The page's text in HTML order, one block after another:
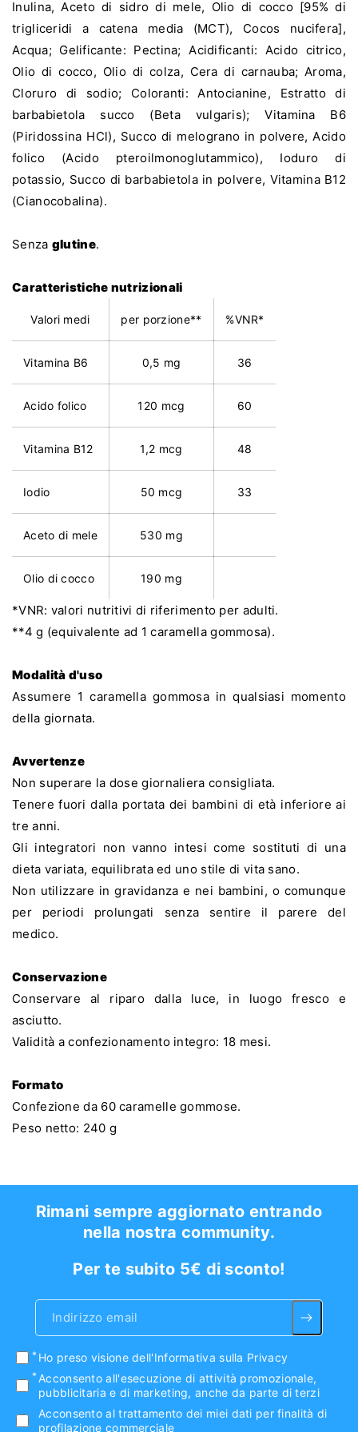
Inulina, Aceto di sidro di mele, Olio di cocco [95% di
trigliceridi a catena media (MCT), Cocos nucifera],
Acqua; Gelificante: Pectina; Acidificanti: Acido citrico,
Olio di cocco, Olio di colza, Cera di carnauba; Aroma,
Cloruro di sodio; Coloranti: Antocianine, Estratto di
barbabietola succo (Beta vulgaris); Vitamina B6
(Piridossina HCl), Succo di melograno in polvere, Acido
folico (Acido pteroilmonoglutammico), Ioduro di
potassio, Succo di barbabietola in polvere, Vitamina B12
(Cianocobalina).
Senza glutine.
Caratteristiche nutrizionali
Valori medi per porzione** %VNR*
Vitamina B6 0,5 mg 36
Acido folico 120 mcg 60
Vitamina B12 1,2 mcg 48
Iodio 50 mcg 33
Aceto di mele 530 mg
Olio di cocco 190 mg
*VNR: valori nutritivi di riferimento per adulti.
**4 g (equivalente ad 1 caramella gommosa).
Modalità d'uso
Assumere 1 caramella gommosa in qualsiasi momento
della giornata.
Avvertenze
Non superare la dose giornaliera consigliata.
Tenere fuori dalla portata dei bambini di età inferiore ai
tre anni.
Gli integratori non vanno intesi come sostituti di una
dieta variata, equilibrata ed uno stile di vita sano.
Non utilizzare in gravidanza e nei bambini, o comunque
per periodi prolungati senza sentire il parere del
medico.
Conservazione
Conservare al riparo dalla luce, in luogo fresco e
asciutto.
Validità a confezionamento integro: 18 mesi.
Formato
Confezione da 60 caramelle gommose.
Peso netto: 240 g
Rimani sempre aggiornato entrando
nella nostra community.
Per te subito 5€ di sconto!
Indirizzo email
Ho preso visionedell'Informativa sulla Privacy
Acconsento all'esecuzione di attività promozionale,
pubblicitaria e di marketing, anche da parte di terzi
Acconsento al trattamento dei miei dati per finalità di
profilazione commerciale